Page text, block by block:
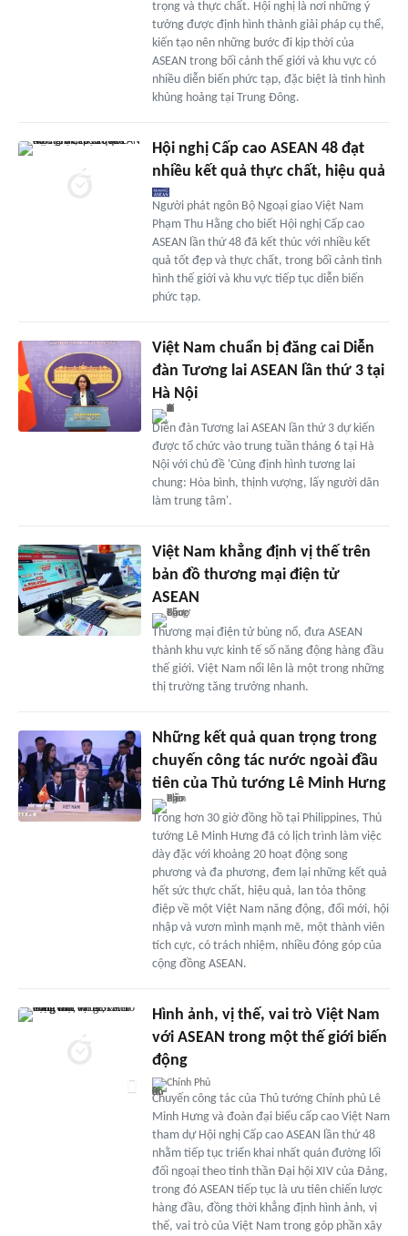
trọng và thực chất. Hội nghị là nơi những ý
tưởng được định hình thành giải pháp cụ thể,
kiến tạo nên những bước đi kịp thời của
ASEAN trong bối cảnh thế giới và khu vực có
nhiều diễn biến phức tạp, đặc biệt là tình hình
khủng hoảng tại Trung Đông.
Hội nghị Cấp cao ASEAN 48 đạt
nhiều kết quả thực chất, hiệu quả
Người phát ngôn Bộ Ngoại giao Việt Nam
Phạm Thu Hằng cho biết Hội nghị Cấp cao
ASEAN lần thứ 48 đã kết thúc với nhiều kết
quả tốt đẹp và thực chất, trong bối cảnh tình
hình thế giới và khu vực tiếp tục diễn biến
phức tạp.
Việt Nam chuẩn bị đăng cai Diễn
đàn Tương lai ASEAN lần thứ 3 tại
Hà Nội
Diễn đàn Tương lai ASEAN lần thứ 3 dự kiến
được tổ chức vào trung tuần tháng 6 tại Hà
Nội với chủ đề 'Cùng định hình tương lai
chung: Hòa bình, thịnh vượng, lấy người dân
làm trung tâm'.
Việt Nam khẳng định vị thế trên
bản đồ thương mại điện tử
ASEAN
Thương mại điện tử bùng nổ, đưa ASEAN
thành khu vực kinh tế số năng động hàng đầu
thế giới. Việt Nam nổi lên là một trong những
thị trường tăng trưởng nhanh.
Những kết quả quan trọng trong
chuyến công tác nước ngoài đầu
tiên của Thủ tướng Lê Minh Hưng
Trong hơn 30 giờ đồng hồ tại Philippines, Thủ
tướng Lê Minh Hưng đã có lịch trình làm việc
dày đặc với khoảng 20 hoạt động song
phương và đa phương, đem lại những kết quả
hết sức thực chất, hiệu quả, lan tỏa thông
điệp về một Việt Nam năng động, đổi mới, hội
nhập và vươn mình mạnh mẽ, một thành viên
tích cực, có trách nhiệm, nhiều đóng góp của
cộng đồng ASEAN.
Hình ảnh, vị thế, vai trò Việt Nam
với ASEAN trong một thế giới biến
động
Chính Phủ
Chuyến công tác của Thủ tướng Chính phủ Lê
Minh Hưng và đoàn đại biểu cấp cao Việt Nam
tham dự Hội nghị Cấp cao ASEAN lần thứ 48
nhằm tiếp tục triển khai nhất quán đường lối
đối ngoại theo tinh thần Đại hội XIV của Đảng,
trong đó ASEAN tiếp tục là ưu tiên chiến lược
hàng đầu, đồng thời khẳng định hình ảnh, vị
thế, vai trò của Việt Nam trong góp phần xây